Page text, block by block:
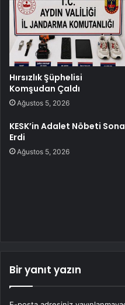
Hırsızlık Şüphelisi
Komşudan Çaldı
Ağustos 5, 2026
KESK’in Adalet Nöbeti Sona
Erdi
Ağustos 5, 2026
Bir yanıt yazın